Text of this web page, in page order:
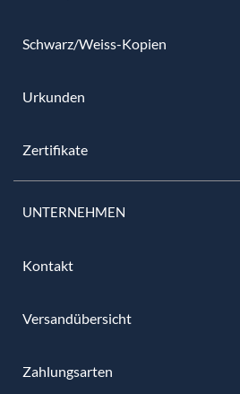
Schwarz/Weiss-Kopien
Urkunden
Zertifikate
UNTERNEHMEN
Kontakt
Versandübersicht
Zahlungsarten